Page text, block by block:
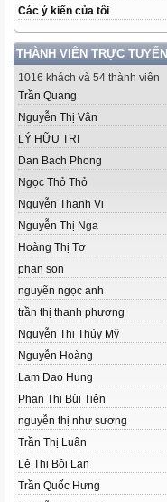
Các ý kiến của tôi
THÀNH VIÊN TRỰC TUYẾN
1016 khách và 54 thành viên
Trần Quang
Nguyễn Thị Vân
LÝ HỮU TRI
Dan Bach Phong
Ngọc Thỏ Thỏ
Nguyễn Thanh Vi
Nguyễn Thị Nga
Hoàng Thị Tơ
phan son
nguyẽn ngọc anh
trần thị thanh phương
Nguyễn Thị Thúy Mỹ
Nguyễn Hoàng
Lam Dao Hung
Phan Thị Bùi Tiên
nguyễn thị như sương
Trần Thị Luân
Lê Thị Bội Lan
Trần Quốc Hưng